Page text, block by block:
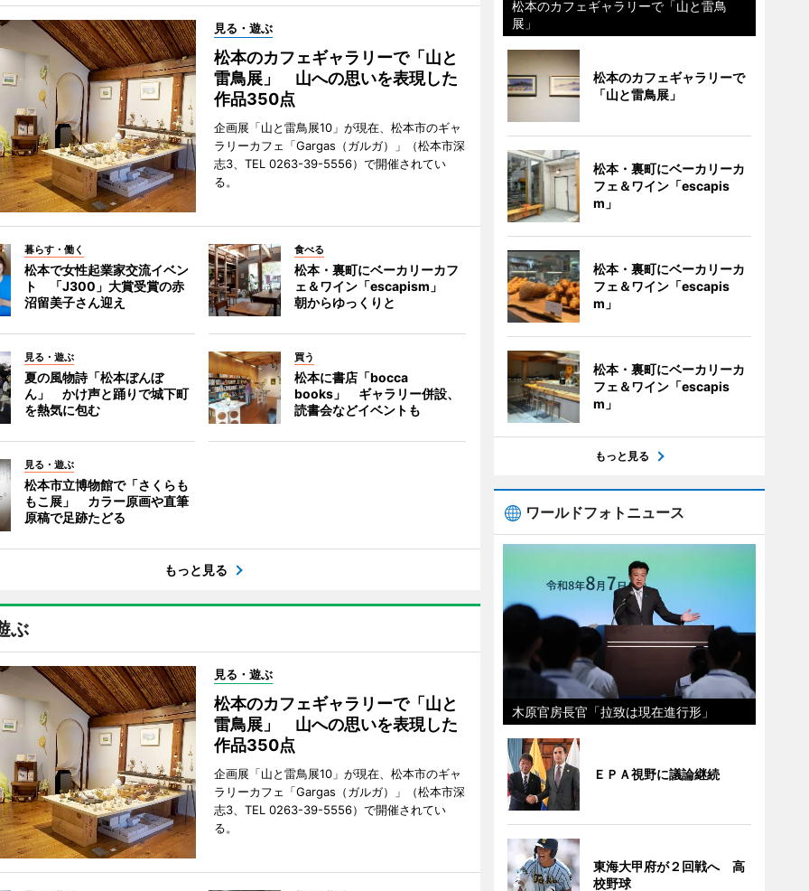
見る・遊ぶ
松本のカフェギャラリーで「山と
雷鳥展」 山への思いを表現した
作品350点
企画展「山と雷鳥展10」が現在、松本市のギャ
ラリーカフェ「Gargas（ガルガ）」（松本市深
志3、TEL 0263-39-5556）で開催されてい
る。
暮らす・働く
松本で女性起業家交流イベン
ト 「J300」大賞受賞の赤
沼留美子さん迎え
食べる
松本・裏町にベーカリーカフ
ェ＆ワイン「escapism」
朝からゆっくりと
見る・遊ぶ
夏の風物詩「松本ぼんぼ
ん」 かけ声と踊りで城下町
を熱気に包む
買う
松本に書店「bocca
books」 ギャラリー併設、
読書会などイベントも
見る・遊ぶ
松本市立博物館で「さくらも
もこ展」 カラー原画や直筆
原稿で足跡たどる
もっと見る
ぶ
見る・遊ぶ
松本のカフェギャラリーで「山と
雷鳥展」 山への思いを表現した
作品350点
企画展「山と雷鳥展10」が現在、松本市のギャ
ラリーカフェ「Gargas（ガルガ）」（松本市深
志3、TEL 0263-39-5556）で開催されてい
る。
松本のカフェギャラリーで「山と雷鳥
展」
松本のカフェギャラリーで
「山と雷鳥展」
松本・裏町にベーカリーカ
フェ＆ワイン「escapis
m」
松本・裏町にベーカリーカ
フェ＆ワイン「escapis
m」
松本・裏町にベーカリーカ
フェ＆ワイン「escapis
m」
もっと見る
ワールドフォトニュース
木原官房長官「拉致は現在進行形」
ＥＰＡ視野に議論継続
東海大甲府が２回戦へ 高
校野球